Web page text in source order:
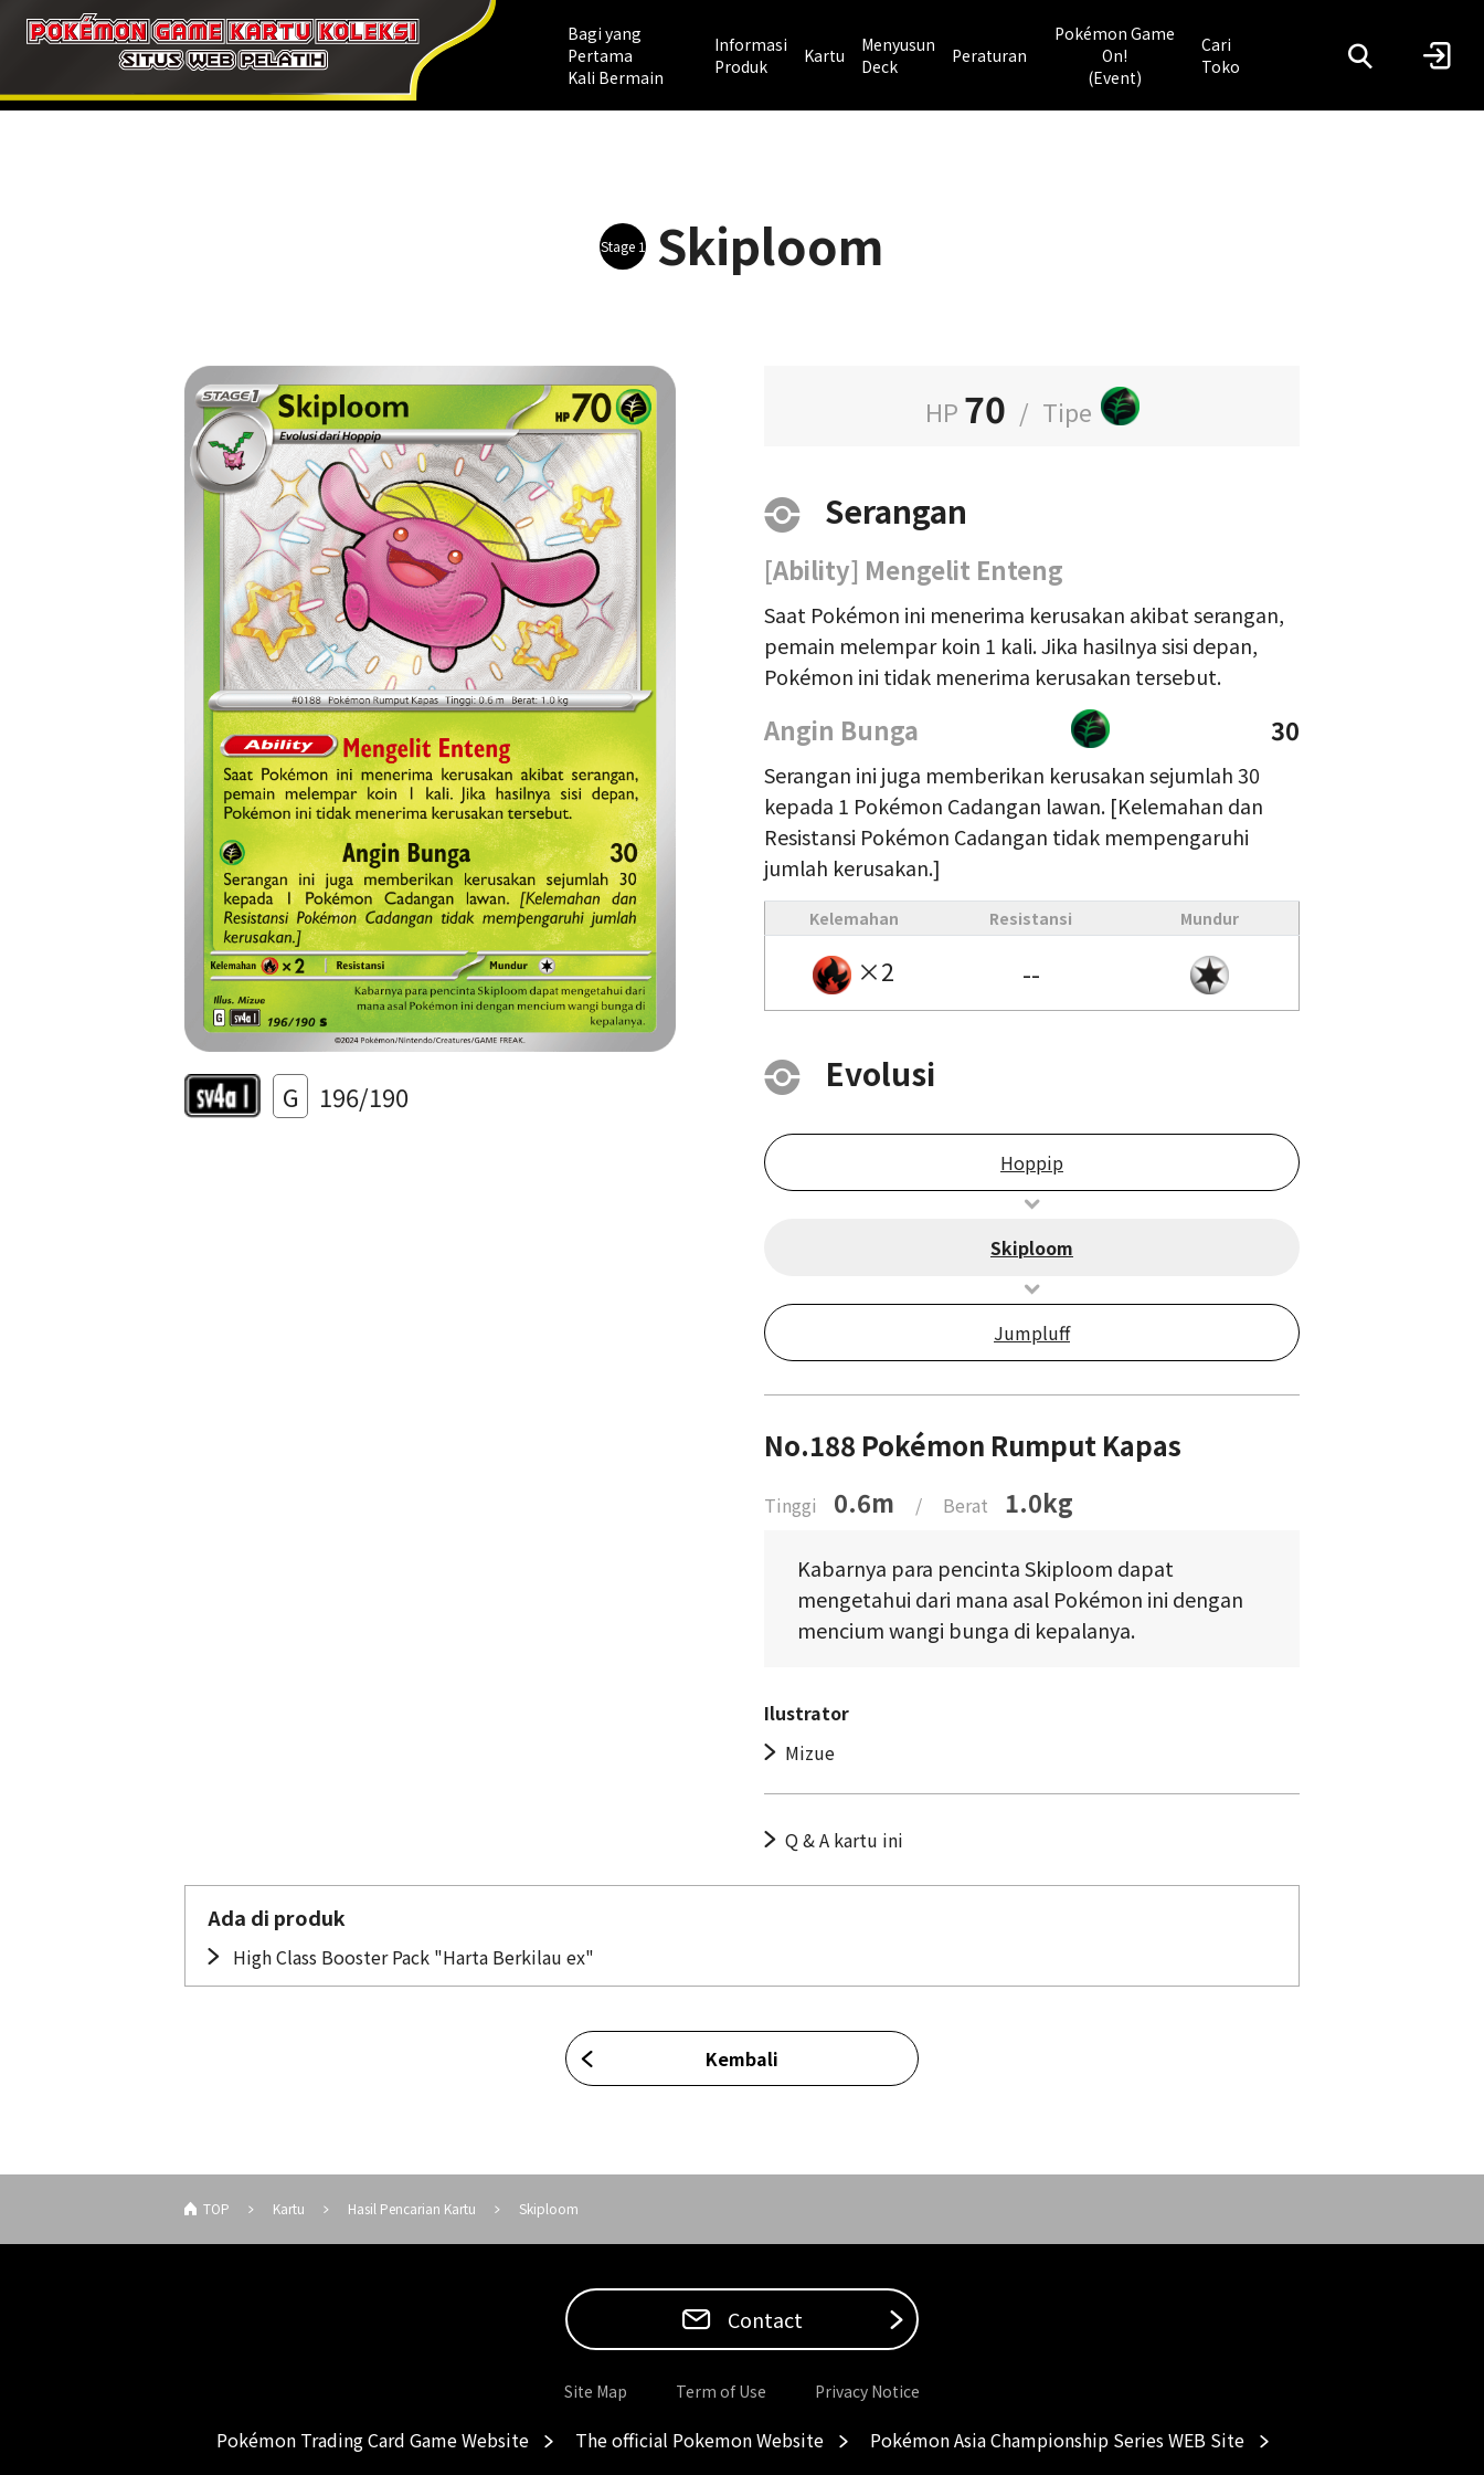
Bagi yang
Pertama
Kali Bermain
Informasi
Produk
Kartu
Menyusun
Deck
Peraturan
Pokémon Game
On!
(Event)
Cari
Toko
Stage 1 Skiploom
HP 70 / Tipe
Serangan
[Ability] Mengelit Enteng
Saat Pokémon ini menerima kerusakan akibat serangan,
pemain melempar koin 1 kali. Jika hasilnya sisi depan,
Pokémon ini tidak menerima kerusakan tersebut.
Angin Bunga 30
Serangan ini juga memberikan kerusakan sejumlah 30
kepada 1 Pokémon Cadangan lawan. [Kelemahan dan
Resistansi Pokémon Cadangan tidak mempengaruhi
jumlah kerusakan.]
Kelemahan Resistansi Mundur
×2 --
G 196/190
Evolusi
Hoppip
Skiploom
Jumpluff
No.188 Pokémon Rumput Kapas
Tinggi 0.6m / Berat 1.0kg
Kabarnya para pencinta Skiploom dapat
mengetahui dari mana asal Pokémon ini dengan
mencium wangi bunga di kepalanya.
Ilustrator
Mizue
Q & A kartu ini
Ada di produk
High Class Booster Pack "Harta Berkilau ex"
Kembali
TOP Kartu Hasil Pencarian Kartu Skiploom
Contact
Site Map Term of Use Privacy Notice
Pokémon Trading Card Game Website The official Pokemon Website Pokémon Asia Championship Series WEB Site